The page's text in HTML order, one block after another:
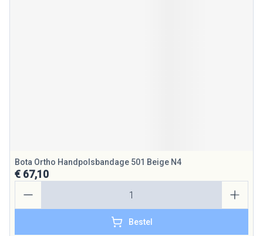
Bota Ortho Handpolsbandage 501 Beige N4
€ 67,10
Bestel